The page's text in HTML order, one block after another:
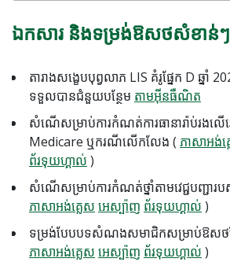
ឯកសារ និងទម្រង់ឱសថសំខាន់ៗ
តារាងសង្ខេបបុព្វលាភ LIS គំរូផ្នែក D ឆ្នាំ
ទទួលបានជំនួយបន្ថែម តាមអ៊ីនធឺណិត
សំណើសម្រាប់ការកំណត់ការធានារ៉ាប់រងលើវ
Medicare ឬករណីលើកលែង ( ភាសាអង់គ្
ព័រទុយហ្គាល់ )
សំណើសម្រាប់ការកំណត់ថ្នាំតាមវេជ្ជបញ្ជា
ភាសាអង់គ្លេស អេស្ប៉ាញ ព័រទុយហ្គាល់ )
ទម្រង់បែបបទសំណងសមាជិកសម្រាប់ឱសថផ្
ភាសាអង់គ្លេស អេស្ប៉ាញ ព័រទុយហ្គាល់ )